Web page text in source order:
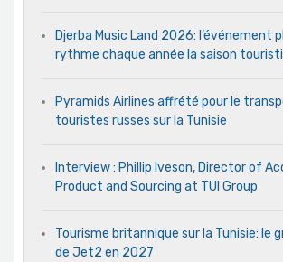
Djerba Music Land 2026: l’événement
rythme chaque année la saison
Pyramids Airlines affrété pour le
touristes russes sur la Tunisie
Interview : Phillip Iveson, Director of
Product and Sourcing at TUI Group
Tourisme britannique sur la Tunisie: le
de Jet2 en 2027